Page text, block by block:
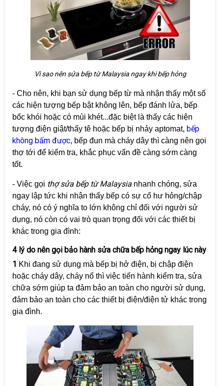
Vì sao nên sửa bếp từ Malaysia ngay khi bếp hỏng
- Cho nên, khi bạn sử dụng bếp từ mà nhận thấy một số
các hiện tượng bếp bật không lên, bếp đánh lửa, bếp
bốc khói hoặc có mùi khét...đặc biệt là thấy các hiện
tượng điện giật/thấy tê hoặc bếp bị nhảy aptomat, bếp
không bấm được, bếp đun mà cháy dây thì càng nên gọi
thợ tới để kiểm tra, khắc phục vấn đề càng sớm càng
tốt.
- Việc gọi thợ sửa bếp từ Malaysia nhanh chóng, sửa
ngay lập tức khi nhận thấy bếp có sự cố hư hỏng/chập
cháy, nó có ý nghĩa to lớn không chỉ đối với người sử
dụng, nó còn có vai trò quan trọng đối với các thiết bị
khác trong gia đình:
4 lý do nên gọi bảo hành sửa chữa bếp hỏng ngay lúc này
1 Khi đang sử dụng mà bếp bị hở điện, bị chập điện
hoặc cháy dây, cháy nổ thì việc tiến hành kiểm tra, sửa
chữa sớm giúp ta đảm bảo an toàn cho người sử dụng,
đảm bảo an toàn cho các thiết bị điện/điện tử khác trong
gia đình.